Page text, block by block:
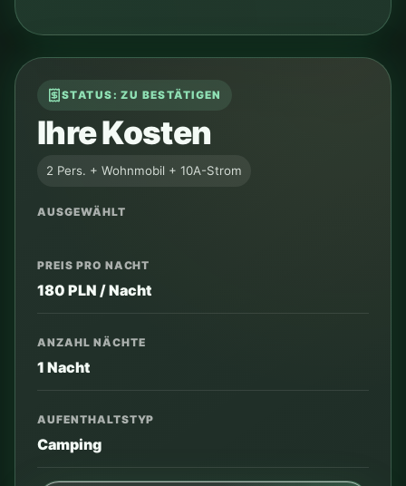
STATUS: ZU BESTÄTIGEN
Ihre Kosten
2 Pers. + Wohnmobil + 10A-Strom
AUSGEWÄHLT
PREIS PRO NACHT
180 PLN / Nacht
ANZAHL NÄCHTE
1 Nacht
AUFENTHALTSTYP
Camping